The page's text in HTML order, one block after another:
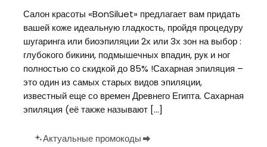
Салон красоты «BonSiluet» предлагает вам придать
вашей коже идеальную гладкость, пройдя процедуру
шугаринга или биоэпиляции 2х или 3х зон на выбор :
глубокого бикини, подмышечных впадин, рук и ног
полностью со скидкой до 85% !Сахарная эпиляция –
это один из самых старых видов эпиляции,
известный еще со времен Древнего Египта. Сахарная
эпиляция (её также называют […]
Актуальные промокоды